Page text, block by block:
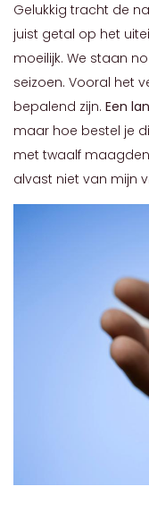
Gelukkig tracht de
juist getal op het
moeilijk. We staan
seizoen. Vooral het
bepalend zijn. Een
maar hoe bestel je
met twaalf
alvast niet van mijn